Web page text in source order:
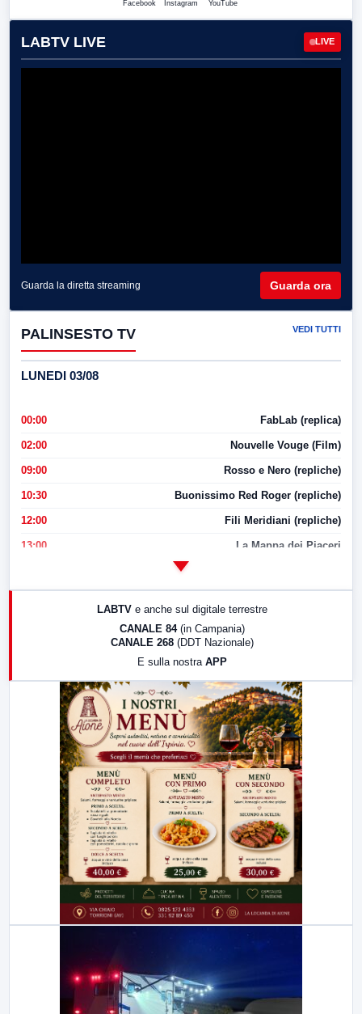
Facebook Instagram YouTube
LABTV LIVE LIVE
Guarda la diretta streaming Guarda ora
PALINSESTO TV VEDI TUTTI
LUNEDI 03/08
00:00 FabLab (replica)
02:00 Nouvelle Vouge (Film)
09:00 Rosso e Nero (repliche)
10:30 Buonissimo Red Roger (repliche)
12:00 Fili Meridiani (repliche)
13:00 La Mappa dei Piaceri
LabNews (replica)
LABTV e anche sul digitale terrestre
CANALE 84 (in Campania)
CANALE 268 (DDT Nazionale)
E sulla nostra APP